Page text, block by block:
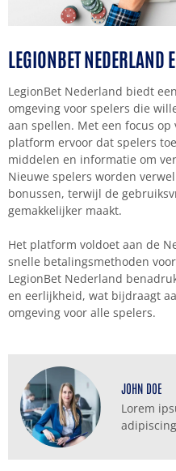
LEGIONBET NEDERLAND
LegionBet Nederland biedt
omgeving voor spelers die
aan spellen. Met een focus
platform ervoor dat spelers
middelen en informatie om
Nieuwe spelers worden
bonussen, terwijl de
gemakkelijker maakt.
Het platform voldoet aan de
snelle betalingsmethoden
LegionBet Nederland
en eerlijkheid, wat bijdraagt
omgeving voor alle spelers.
JOHN DOE
Lorem